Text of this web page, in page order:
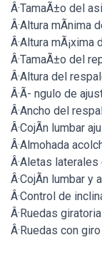
Â·TamaÃ±o del
Â·Altura mÃ­nima
Â·Altura
Â·TamaÃ±o del
Â·Altura del
Â·Ã- ngulo de
Â·Ancho del
Â·CojÃ­n lumbar
Â·Almohada
Â·Aletas
Â·CojÃ­n lumbar y
Â·Control de
Â·Ruedas
Â·Ruedas con